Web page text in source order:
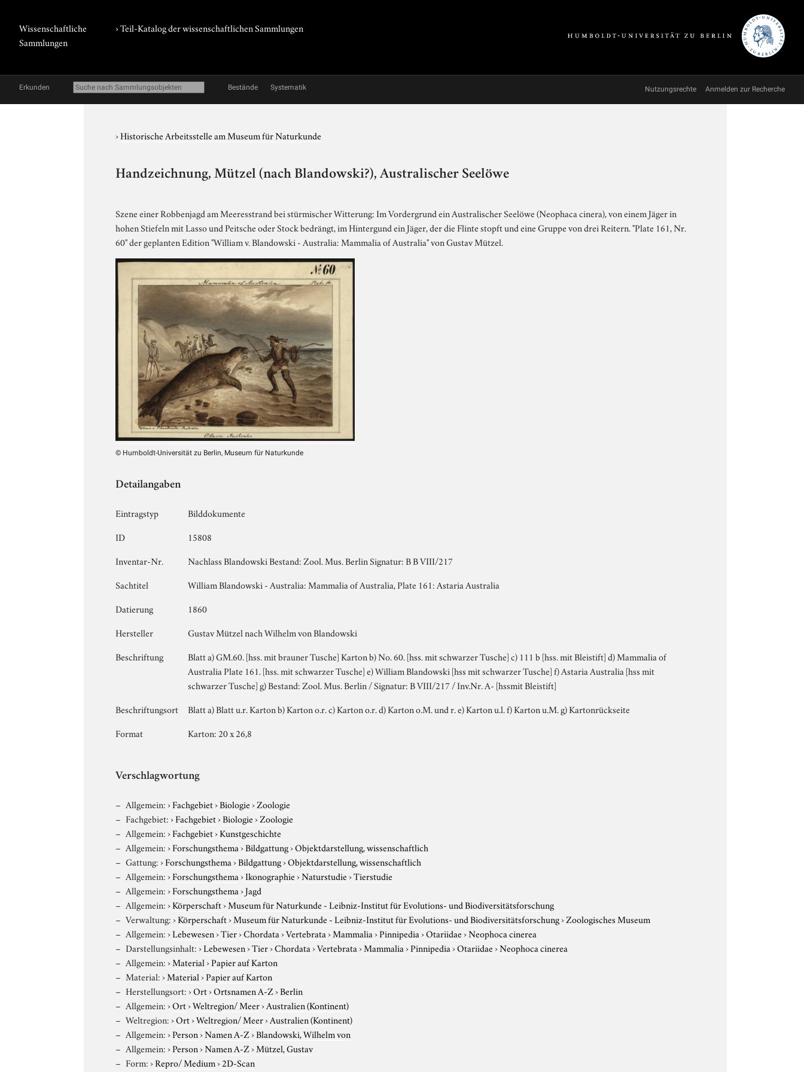
Wissenschaftliche
Sammlungen
› Teil-Katalog der wissenschaftlichen Sammlungen
Erkunden Bestände Systematik Nutzungsrechte Anmelden zur Recherche
›Historische Arbeitsstelle am Museum für Naturkunde
Handzeichnung, Mützel (nach Blandowski?), Australischer Seelöwe
Szene einer Robbenjagd am Meeresstrand bei stürmischer Witterung: Im Vordergrund ein Australischer Seelöwe (Neophaca cinera), von einem Jäger in
hohen Stiefeln mit Lasso und Peitsche oder Stock bedrängt, im Hintergund ein Jäger, der die Flinte stopft und eine Gruppe von drei Reitern. "Plate 161, Nr.
60" der geplanten Edition "William v. Blandowski - Australia: Mammalia of Australia" von Gustav Mützel.
© Humboldt-Universität zu Berlin, Museum für Naturkunde
Detailangaben
Eintragstyp
Bilddokumente
ID
15808
Inventar-Nr.
Nachlass Blandowski Bestand: Zool. Mus. Berlin Signatur: B B VIII/217
Sachtitel
William Blandowski - Australia: Mammalia of Australia, Plate 161: Astaria Australia
Datierung
1860
Hersteller
Gustav Mützel nach Wilhelm von Blandowski
Beschriftung
Blatt a) GM.60. [hss. mit brauner Tusche] Karton b) No. 60. [hss. mit schwarzer Tusche] c) 111 b [hss. mit Bleistift] d) Mammalia of
Australia Plate 161. [hss. mit schwarzer Tusche] e) William Blandowski [hss mit schwarzer Tusche] f) Astaria Australia [hss mit
schwarzer Tusche] g) Bestand: Zool. Mus. Berlin / Signatur: B VIII/217 / Inv.Nr. A- [hssmit Bleistift]
Beschriftungsort
Blatt a) Blatt u.r. Karton b) Karton o.r. c) Karton o.r. d) Karton o.M. und r. e) Karton u.l. f) Karton u.M. g) Kartonrückseite
Format
Karton: 20 x 26,8
Verschlagwortung
Allgemein:›Fachgebiet›Biologie›Zoologie
Fachgebiet:›Fachgebiet›Biologie›Zoologie
Allgemein:›Fachgebiet›Kunstgeschichte
Allgemein:›Forschungsthema›Bildgattung›Objektdarstellung, wissenschaftlich
Gattung:›Forschungsthema›Bildgattung›Objektdarstellung, wissenschaftlich
Allgemein:›Forschungsthema›Ikonographie›Naturstudie›Tierstudie
Allgemein:›Forschungsthema›Jagd
Allgemein:›Körperschaft›Museum für Naturkunde - Leibniz-Institut für Evolutions- und Biodiversitätsforschung
Verwaltung:›Körperschaft›Museum für Naturkunde - Leibniz-Institut für Evolutions- und Biodiversitätsforschung›Zoologisches Museum
Allgemein:›Lebewesen›Tier›Chordata›Vertebrata›Mammalia›Pinnipedia›Otariidae›Neophoca cinerea
Darstellungsinhalt:›Lebewesen›Tier›Chordata›Vertebrata›Mammalia›Pinnipedia›Otariidae›Neophoca cinerea
Allgemein:›Material›Papier auf Karton
Material:›Material›Papier auf Karton
Herstellungsort:›Ort›Ortsnamen A-Z›Berlin
Allgemein:›Ort›Weltregion/ Meer›Australien (Kontinent)
Weltregion:›Ort›Weltregion/ Meer›Australien (Kontinent)
Allgemein:›Person›Namen A-Z›Blandowski, Wilhelm von
Allgemein:›Person›Namen A-Z›Mützel, Gustav
Form:›Repro/ Medium›2D-Scan